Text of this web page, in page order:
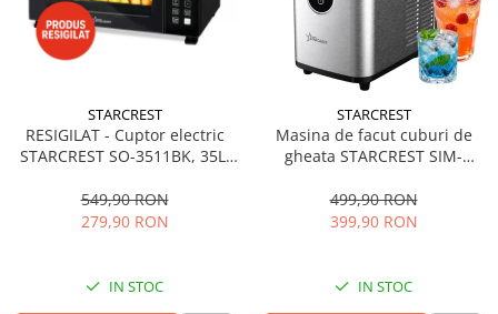
STARCREST
RESIGILAT - Cuptor electric
STARCREST SO-3511BK, 35L,
Programe predefinite,
Interfata digitala, Negru
549,90 RON
279,90 RON
IN STOC
STARCREST
Masina de facut cuburi de
gheata STARCREST SIM-
12Kg/24h, Cos gheata
detasabil, Rezervor apa 0.8 l,
499,90 RON
399,90 RON
IN STOC